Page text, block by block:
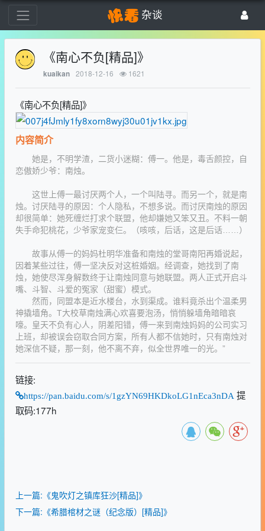
杂谈
《南心不负[精品]》
kuaikan 2018-12-16 1621
《南心不负[精品]》
内容简介
她是，不明学渣，二货小迷糊：傅一。他是，毒舌颜控，自
恋傲娇少爷：南烛。
这世上傅一最讨厌两个人，一个叫陆寻。而另一个，就是南
烛。讨厌陆寻的原因：个人隐私，不想多说。而讨厌南烛的原因
却很简单：她死缠烂打求个联盟，他却嫌她又笨又丑。不料一朝
失手命犯桃花，少爷家宠变仨。（咳咳，后话，这是后话……）
故事从傅一的妈妈杜明华准备和南烛的堂哥南阳再婚说起，
因着某些过往，傅一坚决反对这桩婚姻。经调查，她找到了南
烛，她使尽浑身解数终于让南烛同意与她联盟。两人正式开启斗
嘴、斗智、斗爱的冤家（甜蜜）模式。
然而，同盟本是近水楼台，水到渠成。谁料竟杀出个温柔男
神撬墙角。T大校草南烛满心欢喜要泡汤，悄悄躲墙角暗暗哀
嚎。皇天不负有心人，阴差阳错，傅一来到南烛妈妈的公司实习
上班，却被误会窃取合同方案，所有人都不信她时，只有南烛对
她深信不疑，那一刻，他不离不弃，似全世界唯一的光。”
链接:
https://pan.baidu.com/s/1gzYN69HKDkoLG1nEca3nDA 提
取码:177h
上一篇:《鬼吹灯之镇库狂沙[精品]》
下一篇:《希腊棺材之谜（纪念版）[精品]》